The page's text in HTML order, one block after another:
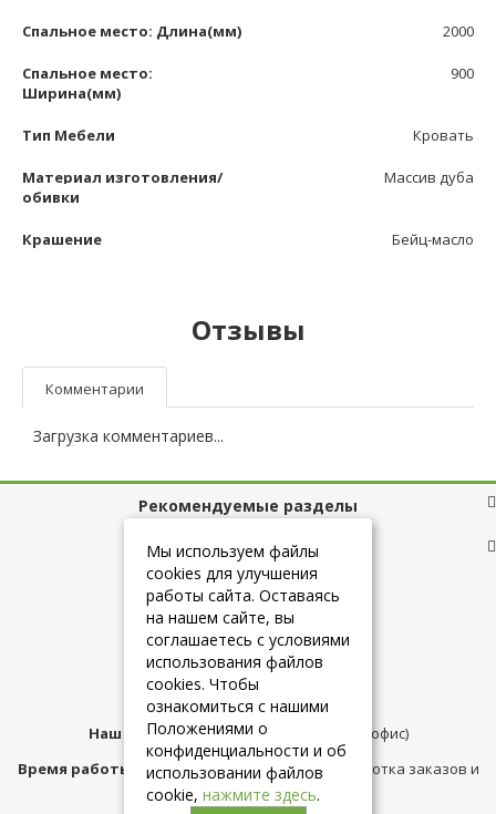
Спальное место: Длина(мм) 2000
Спальное место:
Ширина(мм)
900
Тип Мебели Кровать
Материал изготовления/
обивки
Массив дуба
Крашение Бейц-масло
Отзывы
Комментарии
Загрузка комментариев...
Рекомендуемые разделы
Полезные ссылки
+7 (925) 084-10-60
Наш адрес:Москва,ул.Плещеева д.12 (офис)
Время работы магазина:с 10:00 до 21:00 (обработка заказов и
консультация)
Мы используем файлы
cookies для улучшения
работы сайта. Оставаясь
на нашем сайте, вы
соглашаетесь с условиями
использования файлов
cookies. Чтобы
ознакомиться с нашими
Положениями о
конфиденциальности и об
использовании файлов
cookie, нажмите здесь.